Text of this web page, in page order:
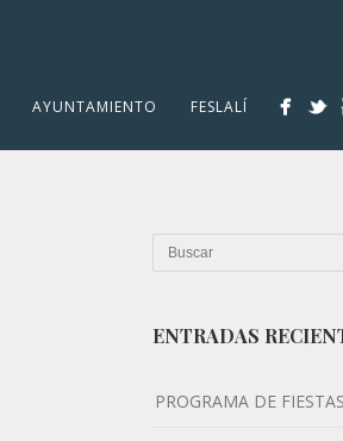
AYUNTAMIENTO FESLALÍ
ENTRADAS
PROGRAMA DE